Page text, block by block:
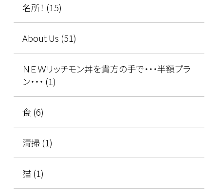
名所！ (15)
About Us (51)
ＮＥＷリッチモン丼を貴方の手で・・・半額プラ
ン・・・ (1)
食 (6)
清掃 (1)
猫 (1)